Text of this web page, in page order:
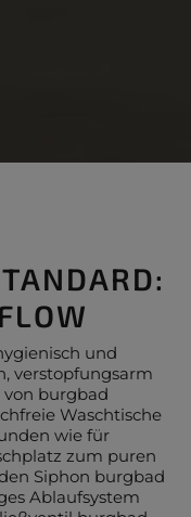
und
verstopfungsarm
von burgbad
Waschtische
wie für
zum puren
Siphon burgbad
Ablaufsystem